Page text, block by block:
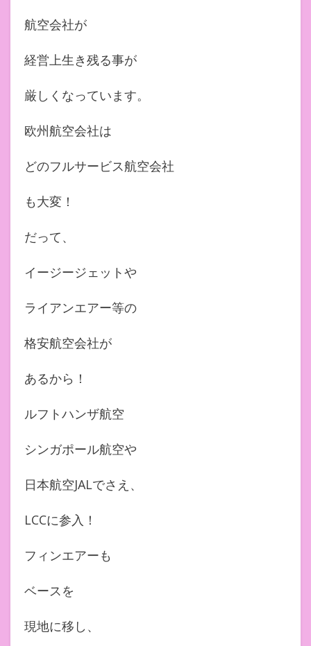
航空会社が
経営上生き残る事が
厳しくなっています。
欧州航空会社は
どのフルサービス航空会社
も大変！
だって、
イージージェットや
ライアンエアー等の
格安航空会社が
あるから！
ルフトハンザ航空
シンガポール航空や
日本航空JALでさえ、
LCCに参入！
フィンエアーも
ベースを
現地に移し、